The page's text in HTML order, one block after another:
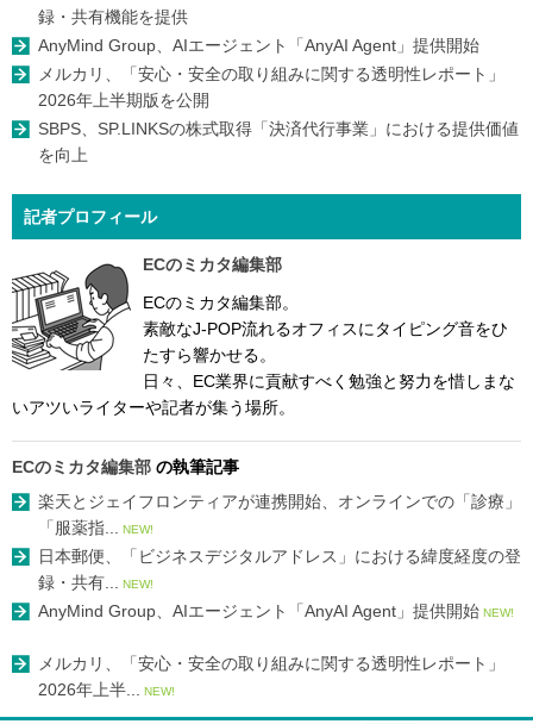
録・共有機能を提供
AnyMind Group、AIエージェント「AnyAI Agent」提供開始
メルカリ、「安心・安全の取り組みに関する透明性レポート」
2026年上半期版を公開
SBPS、SP.LINKSの株式取得「決済代行事業」における提供価値
を向上
記者プロフィール
ECのミカタ編集部
ECのミカタ編集部。
素敵なJ-POP流れるオフィスにタイピング音をひ
たすら響かせる。
日々、EC業界に貢献すべく勉強と努力を惜しまな
いアツいライターや記者が集う場所。
ECのミカタ編集部 の執筆記事
楽天とジェイフロンティアが連携開始、オンラインでの「診療」
「服薬指...
NEW!
日本郵便、「ビジネスデジタルアドレス」における緯度経度の登
録・共有...
NEW!
AnyMind Group、AIエージェント「AnyAI Agent」提供開始 NEW!
メルカリ、「安心・安全の取り組みに関する透明性レポート」
2026年上半...
NEW!